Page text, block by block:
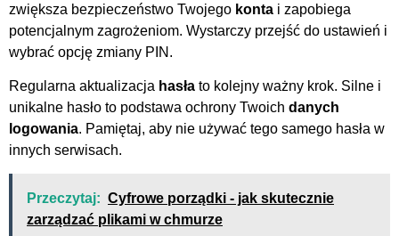
zwiększa bezpieczeństwo Twojego konta i zapobiega
potencjalnym zagrożeniom. Wystarczy przejść do ustawień i
wybrać opcję zmiany PIN.
Regularna aktualizacja hasła to kolejny ważny krok. Silne i
unikalne hasło to podstawa ochrony Twoich danych
logowania. Pamiętaj, aby nie używać tego samego hasła w
innych serwisach.
Przeczytaj: Cyfrowe porządki - jak skutecznie
zarządzać plikami w chmurze